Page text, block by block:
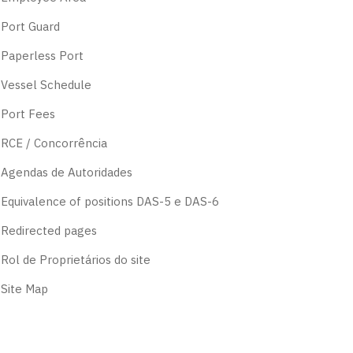
Port Guard
Paperless Port
Vessel Schedule
Port Fees
RCE / Concorrência
Agendas de Autoridades
Equivalence of positions DAS-5 e DAS-6
Redirected pages
Rol de Proprietários do site
Site Map